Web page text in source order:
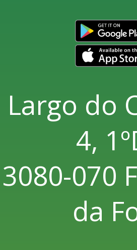
Largo do
4,
3080-070
da